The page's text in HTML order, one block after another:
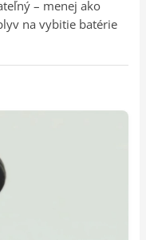
– menej ako
na vybitie batérie